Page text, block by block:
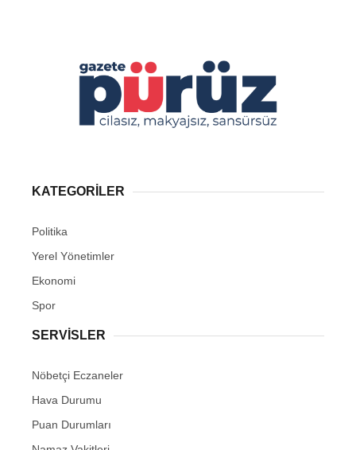
KATEGORİLER
Politika
Yerel Yönetimler
Ekonomi
Spor
SERVİSLER
Nöbetçi Eczaneler
Hava Durumu
Puan Durumları